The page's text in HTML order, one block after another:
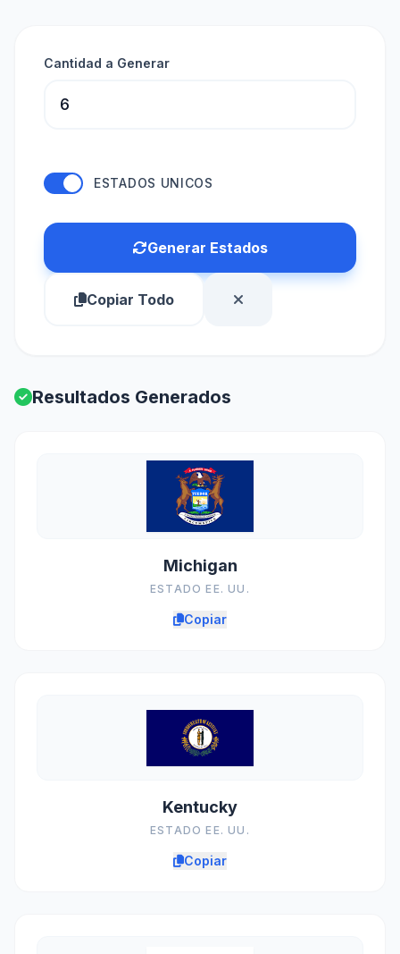
Cantidad a Generar
ESTADOS UNICOS
Generar Estados
Copiar Todo
Resultados Generados
Michigan
ESTADO EE. UU.
Copiar
Kentucky
ESTADO EE. UU.
Copiar